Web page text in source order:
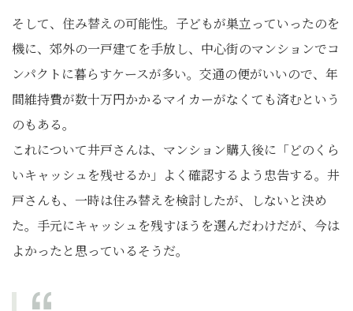
そして、住み替えの可能性。子どもが巣立っていったのを
機に、郊外の一戸建てを手放し、中心街のマンションでコ
ンパクトに暮らすケースが多い。交通の便がいいので、年
間維持費が数十万円かかるマイカーがなくても済むという
のもある。
これについて井戸さんは、マンション購入後に「どのくら
いキャッシュを残せるか」よく確認するよう忠告する。井
戸さんも、一時は住み替えを検討したが、しないと決め
た。手元にキャッシュを残すほうを選んだわけだが、今は
よかったと思っているそうだ。